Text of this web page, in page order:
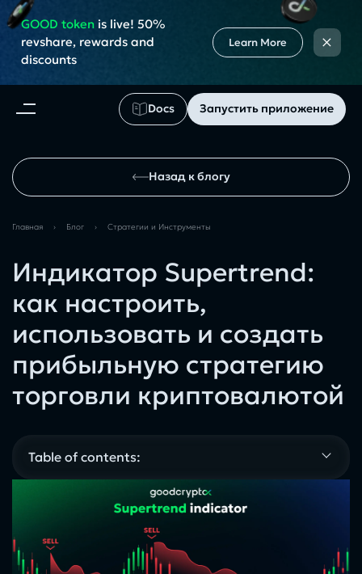
Docs Запустить приложение
GOOD tokenis live! 50%
revshare, rewards and
discounts
Learn More ×
Назад к блогу
Главная › Блог › Cтратегии и Инструменты
Индикатор Supertrend:
как настроить,
использовать и создать
прибыльную стратегию
торговли криптовалютой
Table of contents: